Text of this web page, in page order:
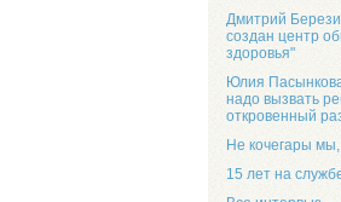
Дмитрий
создан центр
здоровья"
Юлия
надо вызвать
откровенный
Не кочегары
15 лет на